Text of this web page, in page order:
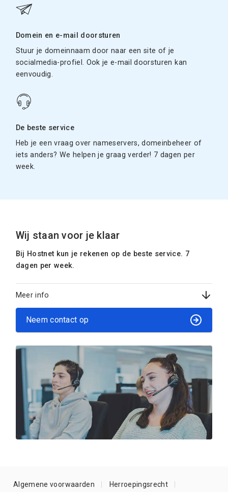
Domein en e-mail doorsturen
Stuur je domeinnaam door naar een site of je
socialmedia-profiel. Ook je e-mail doorsturen kan
eenvoudig.
De beste service
Heb je een vraag over nameservers, domeinbeheer of
iets anders? We helpen je graag verder! 7 dagen per
week.
Wij staan voor je klaar
Bij Hostnet kun je rekenen op de beste service. 7
dagen per week.
Meer info
Neem contact op
Algemene voorwaarden Herroepingsrecht